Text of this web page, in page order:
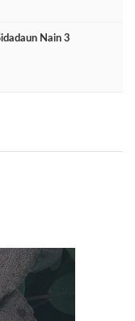
Nain 3